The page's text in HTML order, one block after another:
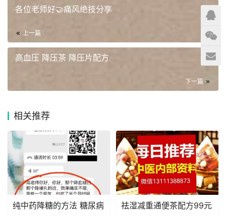
各位老师好🤝痛风绝技分享
上一篇
高血压 降压茶 降压片配方
下一篇
相关推荐
纯中药降糖的方法 糖尿病 祛湿减重通便茶配方99元